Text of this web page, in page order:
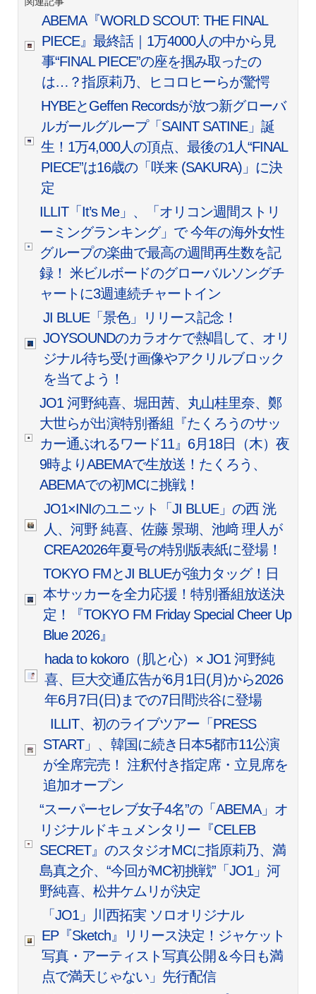
ABEMA『WORLD SCOUT: THE FINAL
PIECE』最終話｜1万4000人の中から見
事“FINAL PIECE”の座を掴み取ったの
は…？指原莉乃、ヒコロヒーらが驚愕
HYBEとGeffen Recordsが放つ新グローバ
ルガールグループ「SAINT SATINE」誕
生！1万4,000人の頂点、最後の1人“FINAL
PIECE”は16歳の「咲来 (SAKURA)」に決
定
ILLIT「It’s Me」、「オリコン週間ストリ
ーミングランキング」で 今年の海外女性
グループの楽曲で最高の週間再生数を記
録！ 米ビルボードのグローバルソングチ
ャートに3週連続チャートイン
JI BLUE「景色」リリース記念！
JOYSOUNDのカラオケで熱唱して、オリ
ジナル待ち受け画像やアクリルブロック
を当てよう！
JO1 河野純喜、堀田茜、丸山桂里奈、鄭
大世らが出演特別番組『たくろうのサッ
カー通ぶれるワード11』6月18日（木）夜
9時よりABEMAで生放送！たくろう、
ABEMAでの初MCに挑戦！
JO1×INIのユニット「JI BLUE」の西 洸
人、河野 純喜、佐藤 景瑚、池﨑 理人が
CREA2026年夏号の特別版表紙に登場！
TOKYO FMとJI BLUEが強力タッグ！日
本サッカーを全力応援！特別番組放送決
定！『TOKYO FM Friday Special Cheer Up
Blue 2026』
hada to kokoro（肌と心）× JO1 河野純
喜、巨大交通広告が6月1日(月)から2026
年6月7日(日)までの7日間渋谷に登場
ILLIT、初のライブツアー「PRESS
START︎」、韓国に続き日本5都市11公演
が全席完売！ 注釈付き指定席・立見席を
追加オープン
“スーパーセレブ女子4名”の「ABEMA」オ
リジナルドキュメンタリー『CELEB
SECRET』のスタジオMCに指原莉乃、満
島真之介、“今回がMC初挑戦”「JO1」河
野純喜、松井ケムリが決定
「JO1」川西拓実 ソロオリジナル
EP『Sketch』リリース決定！ジャケット
写真・アーティスト写真公開＆今日も満
点で満天じゃない」先行配信